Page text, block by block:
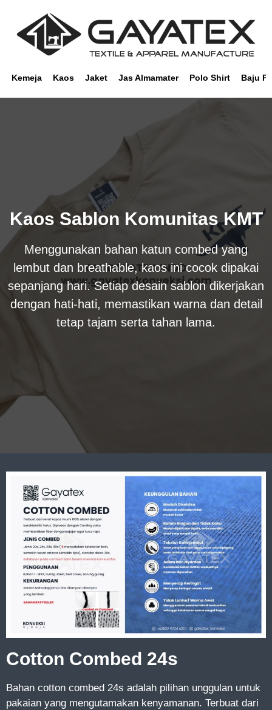
Kemeja Kaos Jaket Jas Almamater Polo Shirt Baju
Kaos Sablon Komunitas KMT
Menggunakan bahan katun combed yang
lembut dan breathable, kaos ini cocok dipakai
sepanjang hari. Setiap desain sablon dikerjakan
dengan hati-hati, memastikan warna dan detail
tetap tajam serta tahan lama.
Cotton Combed 24s
Bahan cotton combed 24s adalah pilihan unggulan untuk
pakaian yang mengutamakan kenyamanan. Terbuat dari